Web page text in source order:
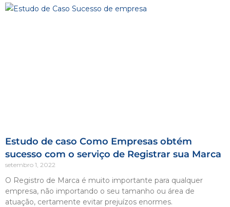
Estudo de caso Como Empresas obtém
sucesso com o serviço de Registrar sua Marca
setembro 1, 2022
O Registro de Marca é muito importante para qualquer
empresa, não importando o seu tamanho ou área de
atuação, certamente evitar prejuízos enormes.